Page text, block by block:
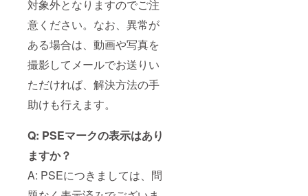
対象外となりますのでご注
意ください。なお、異常が
ある場合は、動画や写真を
撮影してメールでお送りい
ただければ、解決方法の手
助けも行えます。
Q: PSEマークの表示はあり
ますか？
A: PSEにつきましては、問